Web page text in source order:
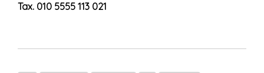
Tax. 010 5555 113 021